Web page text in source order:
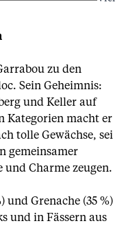
zu den
Sein Geheimnis:
und Keller auf
Kategorien macht er
tolle Gewächse, sei
gemeinsamer
und Charme zeugen.
und Grenache (35 %)
und in Fässern aus